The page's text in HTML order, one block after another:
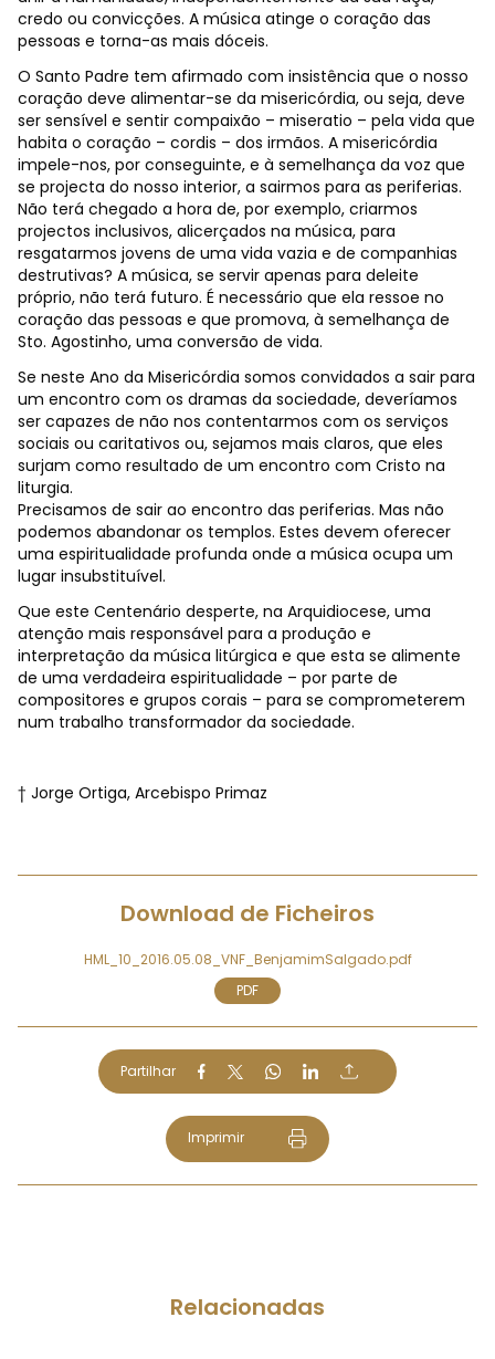
credo ou convicções. A música atinge o coração das
pessoas e torna-as mais dóceis.
O Santo Padre tem afirmado com insistência que o nosso
coração deve alimentar-se da misericórdia, ou seja, deve
ser sensível e sentir compaixão – miseratio – pela vida que
habita o coração – cordis – dos irmãos. A misericórdia
impele-nos, por conseguinte, e à semelhança da voz que
se projecta do nosso interior, a sairmos para as periferias.
Não terá chegado a hora de, por exemplo, criarmos
projectos inclusivos, alicerçados na música, para
resgatarmos jovens de uma vida vazia e de companhias
destrutivas? A música, se servir apenas para deleite
próprio, não terá futuro. É necessário que ela ressoe no
coração das pessoas e que promova, à semelhança de
Sto. Agostinho, uma conversão de vida.
Se neste Ano da Misericórdia somos convidados a sair para
um encontro com os dramas da sociedade, deveríamos
ser capazes de não nos contentarmos com os serviços
sociais ou caritativos ou, sejamos mais claros, que eles
surjam como resultado de um encontro com Cristo na
liturgia.
Precisamos de sair ao encontro das periferias. Mas não
podemos abandonar os templos. Estes devem oferecer
uma espiritualidade profunda onde a música ocupa um
lugar insubstituível.
Que este Centenário desperte, na Arquidiocese, uma
atenção mais responsável para a produção e
interpretação da música litúrgica e que esta se alimente
de uma verdadeira espiritualidade – por parte de
compositores e grupos corais – para se comprometerem
num trabalho transformador da sociedade.
† Jorge Ortiga, Arcebispo Primaz
Download de Ficheiros
HML_10_2016.05.08_VNF_BenjamimSalgado.pdf
PDF
Partilhar
Imprimir
Relacionadas